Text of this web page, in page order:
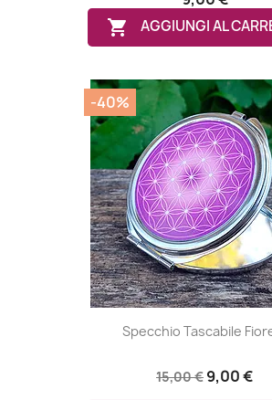
 AGGIUNGI AL
Specchio Tascabile
15,00 € 9,00 €
-40%